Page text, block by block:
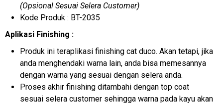
(Opsional Sesuai Selera Customer)
Kode Produk : BT-2035
Aplikasi Finishing :
Produk ini teraplikasi finishing cat duco. Akan tetapi, jika
anda menghendaki warna lain, anda bisa memesannya
dengan warna yang sesuai dengan selera anda.
Proses akhir finishing ditambahi dengan top coat
sesuai selera customer sehingga warna pada kayu akan